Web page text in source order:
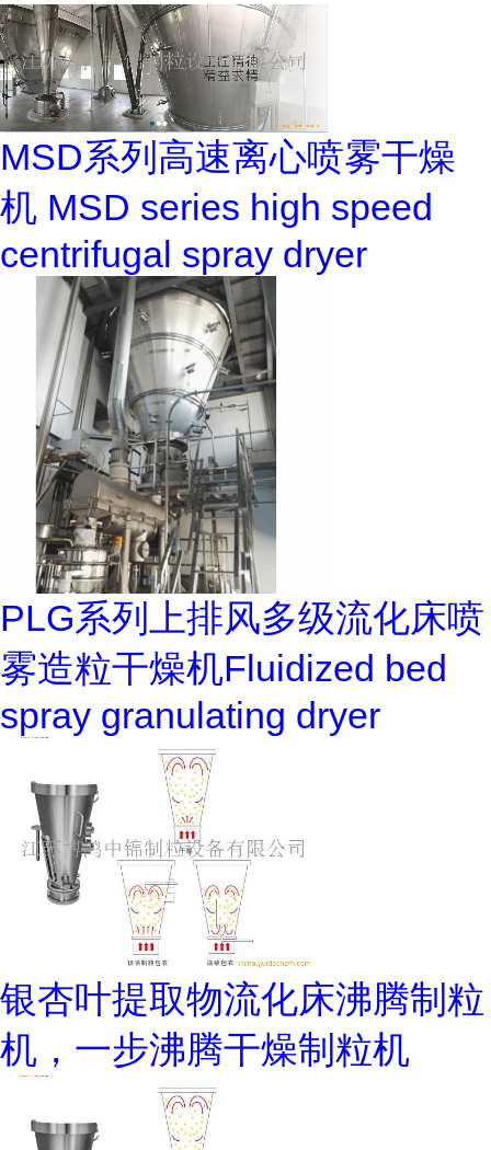
MSD系列高速离心喷雾干燥
机 MSD series high speed
centrifugal spray dryer
PLG系列上排风多级流化床喷
雾造粒干燥机Fluidized bed
spray granulating dryer
银杏叶提取物流化床沸腾制粒
机，一步沸腾干燥制粒机